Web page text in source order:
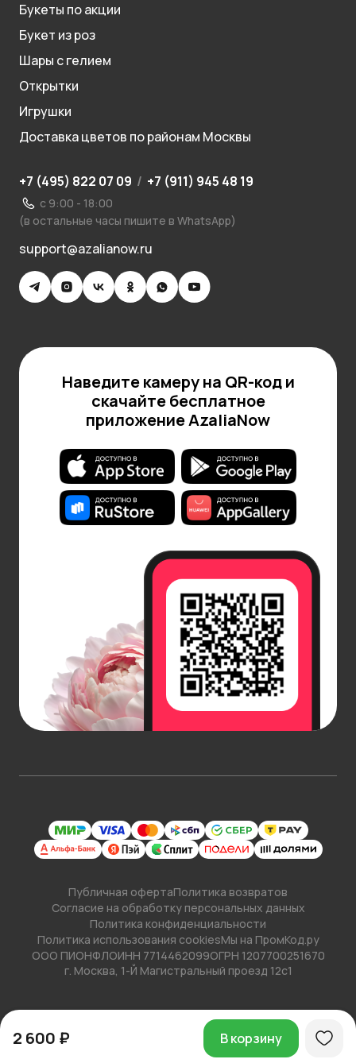
2 600 ₽ В корзину
Букеты по акции
Букет из роз
Шары с гелием
Открытки
Игрушки
Доставка цветов по районам Москвы
+7 (495) 822 07 09 / +7 (911) 945 48 19
с 9:00 - 18:00
(в остальные часы пишите в WhatsApp)
support@azalianow.ru
Наведите камеру на QR-код и
скачайте бесплатное
приложение AzaliaNow
Публичная офертаПолитика возвратов
Согласие на обработку персональных данных
Политика конфиденциальности
Политика использования cookiesМы на ПромКод.ру
ООО ПИОНФЛОИНН 7714462099ОГРН 1207700251670
г. Москва, 1-Й Магистральный проезд 12с1